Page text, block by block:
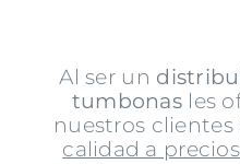
Al ser un
tumbonas les
nuestros
calidad a